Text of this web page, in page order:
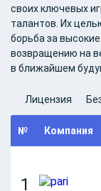
своих ключевых
талантов. Их
борьба за
возвращению на
в ближайшем
Лицензия
№ Компания